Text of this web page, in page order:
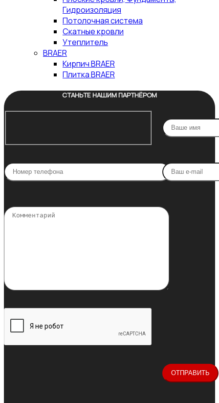
Гидроизоляция
Потолочная система
Скатные кровли
Утеплитель
BRAER
Кирпич BRAER
Плитка BRAER
СТАНЬТЕ НАШИМ ПАРТНЁРОМ